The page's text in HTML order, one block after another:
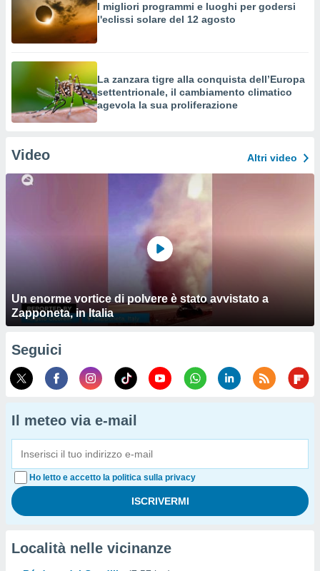
I migliori programmi e luoghi per godersi
l'eclissi solare del 12 agosto
La zanzara tigre alla conquista dell’Europa
settentrionale, il cambiamento climatico
agevola la sua proliferazione
Video Altri video
Un enorme vortice di polvere è stato avvistato a
Zapponeta, in Italia
Seguici
Il meteo via e-mail
Ho letto e accetto la politica sulla privacy
Località nelle vicinanze